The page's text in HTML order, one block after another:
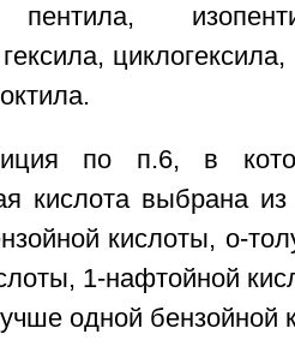
пентила,
циклогексила,
по п.6, в
кислота выбрана
кислоты, о-
1-нафтойной
одной бензойной